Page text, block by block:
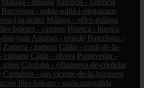
Málaga - málaga Valencia - valencia
Barcelona - palau-solità-i-plegamans
i-la-geltrú Málaga - vélez-málaga
balears - campos Huesca - huesca
juan Asturias - oviedo Barcelona -
Zamora - zamora Cádiz - conil-de-la-
cártama Cádiz - olvera Pontevedra -
gines Córdoba - villanueva-de-córdoba
Cantabria - san-vicente-de-la-barquera
Illes-balears - santa-margalida